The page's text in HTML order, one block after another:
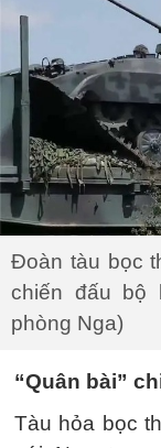
Đoàn tàu bọc
chiến đấu bộ
phòng Nga)
“Quân bài”
Tàu hỏa bọc